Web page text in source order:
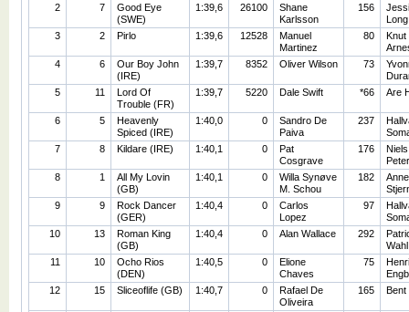
2 7
Good Eye
(SWE)
1:39,6 26100
Shane
Karlsson
156
Long
3
2 Pirlo 1:39,6 12528
Manuel
Martinez
80
Knut
4
6
Our Boy John
(IRE)
1:39,7 8352 Oliver Wilson 73
5
11
Lord Of
Trouble (FR)
1:39,7 5220 Dale Swift *66 Are
6 5
Heavenly
Spiced (IRE)
1:40,0 0
Sandro De
Paiva
237
7
8 Kildare (IRE) 1:40,1 0
Pat
Cosgrave
176
Niels
8
1
All My Lovin
(GB)
1:40,1 0
Willa Synøve
M. Schou
182
9
9
Rock Dancer
(GER)
1:40,4 0
Carlos
Lopez
97
10
13
Roman King
(GB)
1:40,4 0 Alan Wallace 292
Wahl
11
10
Ocho Rios
(DEN)
1:40,5 0
Elione
Chaves
75
12
15 Sliceoflife (GB) 1:40,7 0
Rafael De
Oliveira
165